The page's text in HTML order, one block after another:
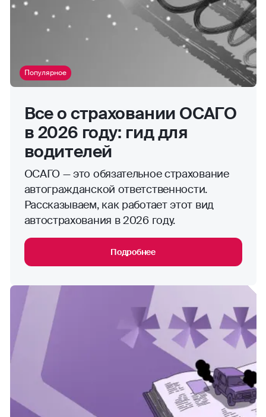
Популярное
Все о страховании ОСАГО
в 2026 году: гид для
водителей
ОСАГО — это обязательное страхование
автогражданской ответственности.
Рассказываем, как работает этот вид
автострахования в 2026 году.
Подробнее